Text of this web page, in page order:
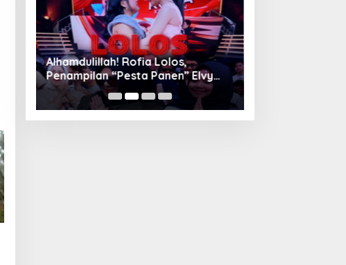
Alhamdulillah! Rofia Lolos,
Penampilan “Pesta Panen” Elvy
Sukaesih Berbuah Manis